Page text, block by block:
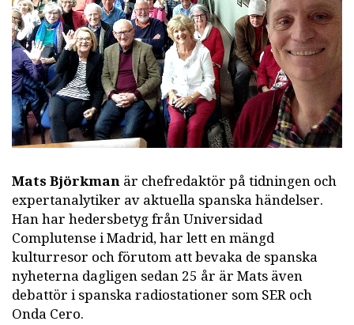
Mats Björkman är chefredaktör på tidningen och
expertanalytiker av aktuella spanska händelser.
Han har hedersbetyg från Universidad
Complutense i Madrid, har lett en mängd
kulturresor och förutom att bevaka de spanska
nyheterna dagligen sedan 25 år är Mats även
debattör i spanska radiostationer som SER och
Onda Cero.